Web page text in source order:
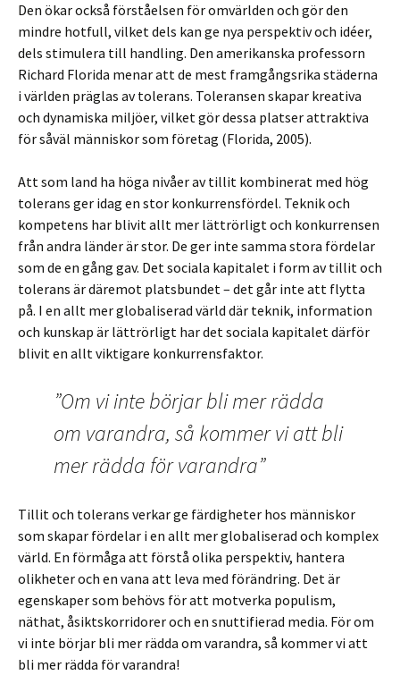
Den ökar också förståelsen för omvärlden och gör den
mindre hotfull, vilket dels kan ge nya perspektiv och idéer,
dels stimulera till handling. Den amerikanska professorn
Richard Florida menar att de mest framgångsrika städerna
i världen präglas av tolerans. Toleransen skapar kreativa
och dynamiska miljöer, vilket gör dessa platser attraktiva
för såväl människor som företag (Florida, 2005).
Att som land ha höga nivåer av tillit kombinerat med hög
tolerans ger idag en stor konkurrensfördel. Teknik och
kompetens har blivit allt mer lättrörligt och konkurrensen
från andra länder är stor. De ger inte samma stora fördelar
som de en gång gav. Det sociala kapitalet i form av tillit och
tolerans är däremot platsbundet – det går inte att flytta
på. I en allt mer globaliserad värld där teknik, information
och kunskap är lättrörligt har det sociala kapitalet därför
blivit en allt viktigare konkurrensfaktor.
”Om vi inte börjar bli mer rädda
om varandra, så kommer vi att bli
mer rädda för varandra”
Tillit och tolerans verkar ge färdigheter hos människor
som skapar fördelar i en allt mer globaliserad och komplex
värld. En förmåga att förstå olika perspektiv, hantera
olikheter och en vana att leva med förändring. Det är
egenskaper som behövs för att motverka populism,
näthat, åsiktskorridorer och en snuttifierad media. För om
vi inte börjar bli mer rädda om varandra, så kommer vi att
bli mer rädda för varandra!